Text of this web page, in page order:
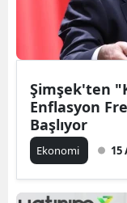
Şimşek'ten
Enflasyon
Başlıyor
Ekonomi 15